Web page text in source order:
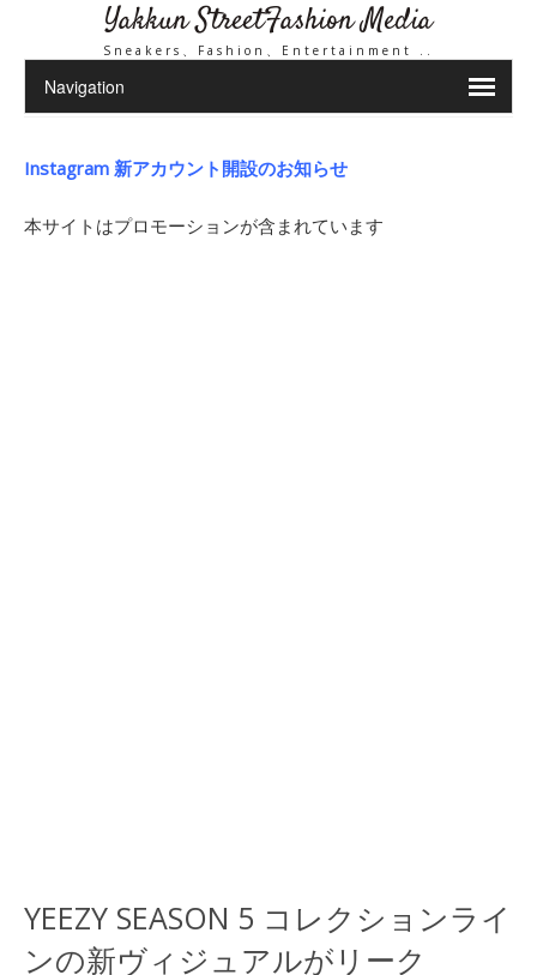
Yakkun StreetFashion Media
Sneakers、Fashion、Entertainment ..
Instagram 新アカウント開設のお知らせ
本サイトはプロモーションが含まれています
YEEZY SEASON 5 コレクションライ
ンの新ヴィジュアルがリーク